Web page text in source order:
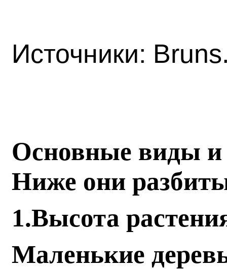
Источники: Bruns
Основные виды и
Ниже они
1.Высота
Маленькие